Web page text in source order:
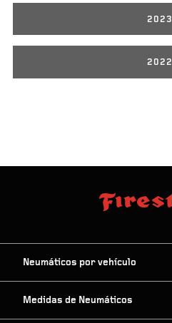
2023
2022
Neumáticos por vehículo
Medidas de Neumáticos